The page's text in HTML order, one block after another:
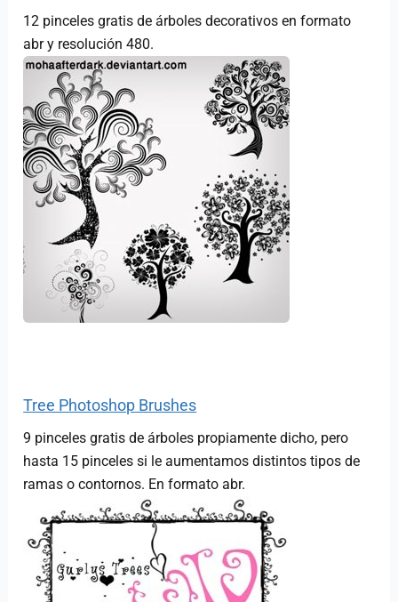
12 pinceles gratis de árboles decorativos en formato
abr y resolución 480.
Tree Photoshop Brushes
9 pinceles gratis de árboles propiamente dicho, pero
hasta 15 pinceles si le aumentamos distintos tipos de
ramas o contornos. En formato abr.